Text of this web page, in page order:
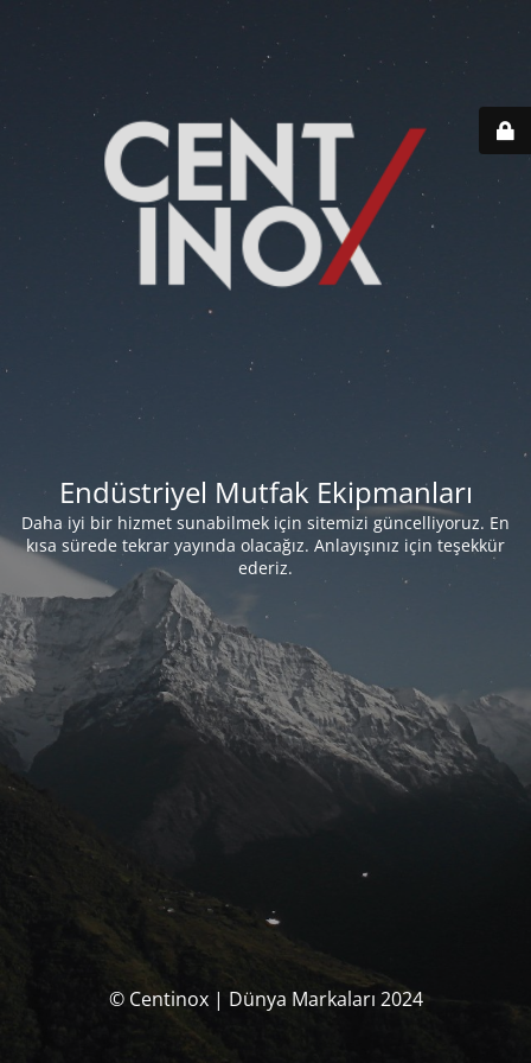
Endüstriyel Mutfak Ekipmanları
Daha iyi bir hizmet sunabilmek için sitemizi güncelliyoruz. En
kısa sürede tekrar yayında olacağız. Anlayışınız için teşekkür
ederiz.
© Centinox | Dünya Markaları 2024